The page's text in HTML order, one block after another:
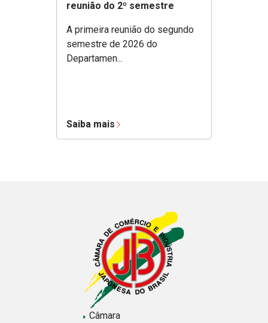
reunião do 2º semestre
A primeira reunião do segundo
semestre de 2026 do
Departamen...
Saiba mais
Câmara